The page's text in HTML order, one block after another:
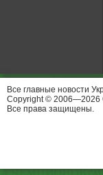
Все главные новости
Copyright © 2006—2026
Все права защищены.